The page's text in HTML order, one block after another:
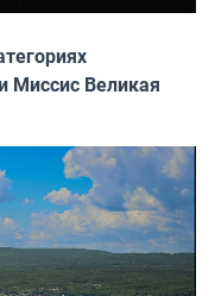
Миссис Великая